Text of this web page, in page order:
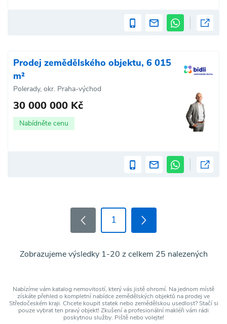
Prodej zemědělského objektu, 6 015
m²
Polerady, okr. Praha-východ
30 000 000 Kč
Nabídněte cenu
1
Zobrazujeme výsledky 1-20 z celkem 25 nalezených
Nabízíme vám katalog nemovitostí, který vás jistě ohromí. Na jednom místě
získáte přehled o kompletní nabídce zemědělských objektů na prodej ve
Středočeském kraji. Chcete koupit statek nebo zemědělskou usedlost? Stačí si
pouze vybrat ten pravý objekt! Zkušení a profesionální makléři vám rádi
poskytnou služby. Piště nebo volejte!